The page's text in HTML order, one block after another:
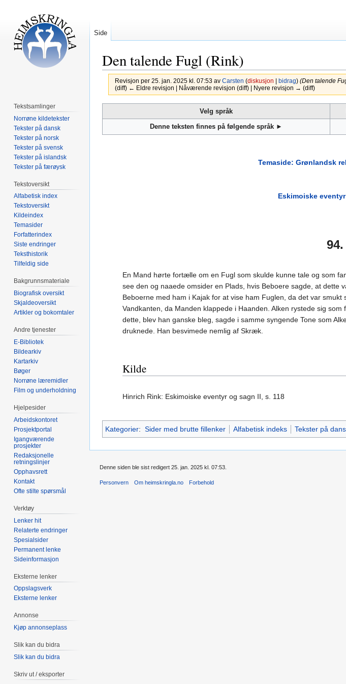
Den talende Fugl (Rink)
Revisjon per 25. jan. 2025 kl. 07:53 av Carsten (diskusjon bidrag) (Den talende
(diff) ← Eldre revisjon | Nåværende revisjon (diff) | Nyere revisjon → (diff)
til
til
Velg språk
Denne teksten finnes på følgende språk ►
Temaside: Grønlandsk
Eskimoiske
En Mand hørte fortælle om en Fugl som skulde kunne tale og som
see den og naaede omsider en Plads, hvis Beboere sagde, at
Beboerne med ham i Kajak for at vise ham Fuglen, da det var
Vandkanten, da Manden klappede i Haanden. Alken rystede sig
dette, blev han ganske bleg, sagde i samme syngende Tone som
druknede. Han besvimede nemlig af Skræk.
Kilde
Hinrich Rink: Eskimoiske eventyr og sagn II, s. 118
Kategorier: Sider med brutte fillenker Alfabetisk indeks Tekster på
Side
Tekstsamlinger
Norrøne kildetekster
Tekster på dansk
Tekster på norsk
Tekster på svensk
Tekster på islandsk
Tekster på færøysk
Tekstoversikt
Alfabetisk index
Tekstoversikt
Kildeindex
Temasider
Forfatterindex
Siste endringer
Teksthistorik
Tilfeldig side
Bakgrunnsmateriale
Biografisk oversikt
Skjaldeoversikt
Artikler og bokomtaler
Andre tjenester
E-Bibliotek
Bildearkiv
Kartarkiv
Bøger
Norrøne læremidler
Film og underholdning
Hjelpesider
Arbeidskontoret
Prosjektportal
Igangværende
prosjekter
Redaksjonelle
retningslinjer
Opphavsrett
Kontakt
Ofte stilte spørsmål
Verktøy
Lenker hit
Relaterte endringer
Spesialsider
Permanent lenke
Sideinformasjon
Eksterne lenker
Oppslagsverk
Eksterne lenker
Annonse
Kjøp annonseplass
Slik kan du bidra
Slik kan du bidra
Skriv ut / eksporter
Denne siden ble sist redigert 25. jan. 2025 kl. 07:53.
Personvern Om heimskringla.no Forbehold